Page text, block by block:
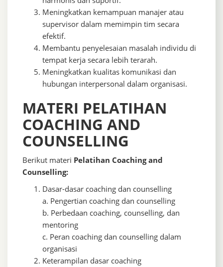
Meningkatkan kemampuan manajer atau
supervisor dalam memimpin tim secara
efektif.
Membantu penyelesaian masalah individu di
tempat kerja secara lebih terarah.
Meningkatkan kualitas komunikasi dan
hubungan interpersonal dalam organisasi.
MATERI PELATIHAN
COACHING AND
COUNSELLING
Berikut materi Pelatihan Coaching and
Counselling:
Dasar-dasar coaching dan counselling
a. Pengertian coaching dan counselling
b. Perbedaan coaching, counselling, dan
mentoring
c. Peran coaching dan counselling dalam
organisasi
Keterampilan dasar coaching